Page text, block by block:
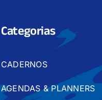
Categorias
CADERNOS
AGENDAS & PLANNERS